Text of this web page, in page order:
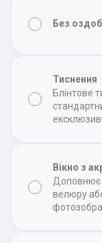
Без
Тиснення
Блінтове
Вікно з
Доповнює
велюру